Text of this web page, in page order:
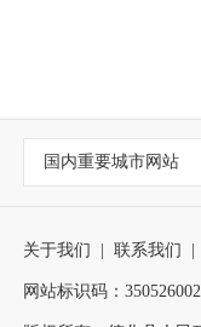
国内重要城市网站
关于我们 联系我们
网站标识码：